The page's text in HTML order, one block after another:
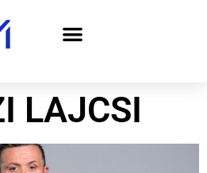
LAJCSI